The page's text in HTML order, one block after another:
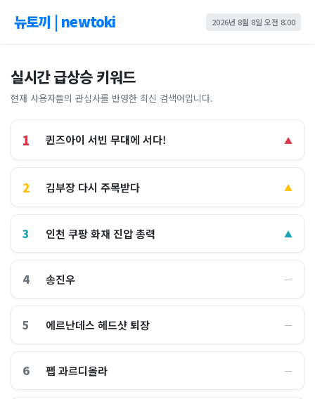
뉴토끼 | newtoki 2026년 8월 8일 오전 8:00
실시간 급상승 키워드
현재 사용자들의 관심사를 반영한 최신 검색어입니다.
1 퀸즈아이 서빈 무대에 서다! ▲
2 김부장 다시 주목받다 ▲
3 인천 쿠팡 화재 진압 총력 ▲
4 송진우 ―
5 에르난데스 헤드샷 퇴장 ―
6 펩 과르디올라 ―